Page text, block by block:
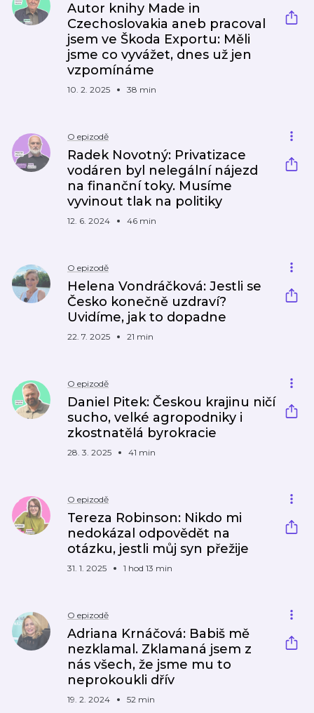
Autor knihy Made in
Czechoslovakia aneb pracoval
jsem ve Škoda Exportu: Měli
jsme co vyvážet, dnes už jen
vzpomínáme
10. 2. 2025 38 min
O epizodě
Radek Novotný: Privatizace
vodáren byl nelegální nájezd
na finanční toky. Musíme
vyvinout tlak na politiky
12. 6. 2024 46 min
O epizodě
Helena Vondráčková: Jestli se
Česko konečně uzdraví?
Uvidíme, jak to dopadne
22. 7. 2025 21 min
O epizodě
Daniel Pitek: Českou krajinu ničí
sucho, velké agropodniky i
zkostnatělá byrokracie
28. 3. 2025 41 min
O epizodě
Tereza Robinson: Nikdo mi
nedokázal odpovědět na
otázku, jestli můj syn přežije
31. 1. 2025 1 hod 13 min
O epizodě
Adriana Krnáčová: Babiš mě
nezklamal. Zklamaná jsem z
nás všech, že jsme mu to
neprokoukli dřív
19. 2. 2024 52 min